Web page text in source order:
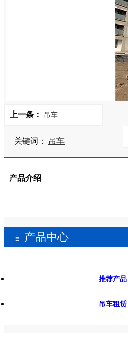
上一条： 吊车
关键词： 吊车
产品介绍
产品中心
推荐产品
吊车租赁